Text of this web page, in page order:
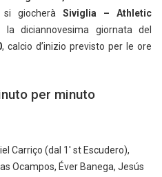
si giocherà Siviglia – Athletic
diciannovesima giornata del
, calcio d’inizio previsto per le ore
per minuto
Carriço (dal 1' st Escudero),
Ocampos, Éver Banega, Jesús